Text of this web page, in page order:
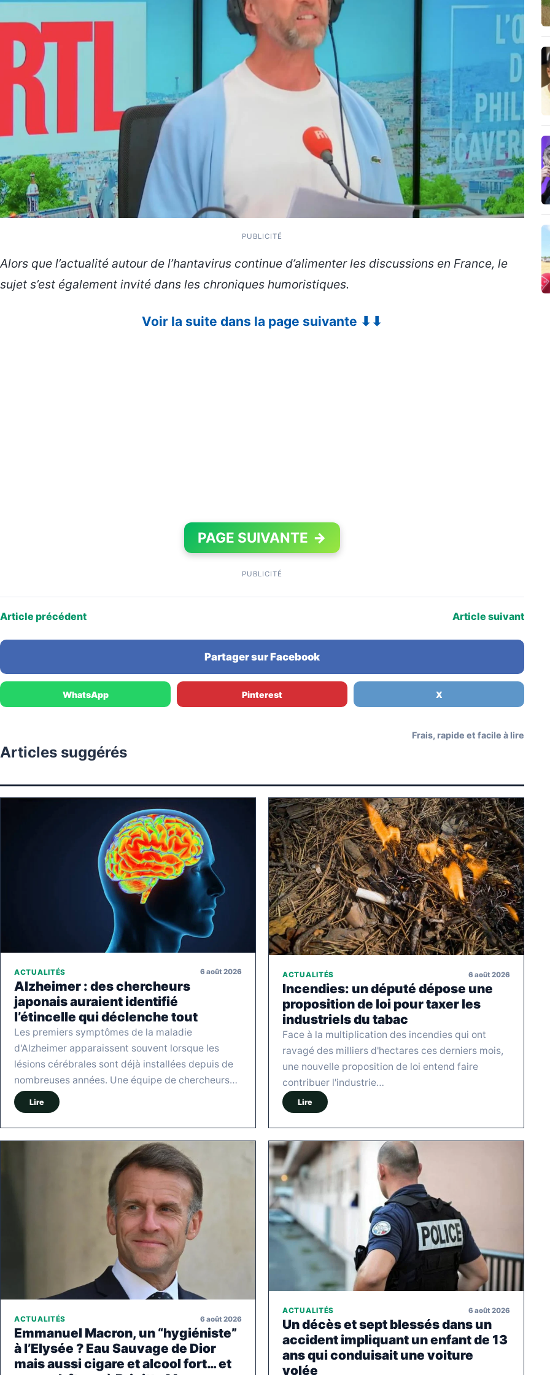
PUBLICITÉ
Alors que l’actualité autour de l’hantavirus continue d’alimenter les discussions en France, le
sujet s’est également invité dans les chroniques humoristiques.
Voir la suite dans la page suivante ⬇⬇
PAGE SUIVANTE →
PUBLICITÉ
Article précédent Article suivant
Partager sur Facebook
WhatsApp Pinterest X
Articles suggérés
Frais, rapide et facile à lire
ACTUALITÉS 6 août 2026
Alzheimer : des chercheurs
japonais auraient identifié
l’étincelle qui déclenche tout
Les premiers symptômes de la maladie
d'Alzheimer apparaissent souvent lorsque les
lésions cérébrales sont déjà installées depuis de
nombreuses années. Une équipe de chercheurs…
Lire
ACTUALITÉS 6 août 2026
Incendies: un député dépose une
proposition de loi pour taxer les
industriels du tabac
Face à la multiplication des incendies qui ont
ravagé des milliers d'hectares ces derniers mois,
une nouvelle proposition de loi entend faire
contribuer l'industrie…
Lire
ACTUALITÉS 6 août 2026
Emmanuel Macron, un “hygiéniste”
à l’Elysée ? Eau Sauvage de Dior
mais aussi cigare et alcool fort… et
ACTUALITÉS 6 août 2026
Un décès et sept blessés dans un
accident impliquant un enfant de 13
ans qui conduisait une voiture
volée